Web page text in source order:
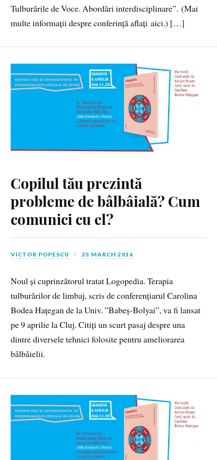
Tulburările de Voce. Abordări interdisciplinare”. (Mai
multe informații despre conferință aflați aici.) […]
Copilul tău prezintă
probleme de bâlbâială? Cum
comunici cu el?
VICTOR POPESCU 25 MARCH 2016
Noul și cuprinzătorul tratat Logopedia. Terapia
tulburărilor de limbaj, scris de conferențiarul Carolina
Bodea Hațegan de la Univ. ”Babeș-Bolyai”, va fi lansat
pe 9 aprilie la Cluj. Citiți un scurt pasaj despre una
dintre diversele tehnici folosite pentru ameliorarea
bâlbâielii.